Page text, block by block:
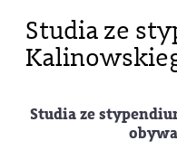
Studia ze
Studia ze